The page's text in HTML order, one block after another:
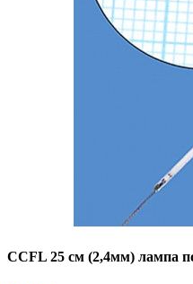
CCFL 25 см (2,4мм) лампа